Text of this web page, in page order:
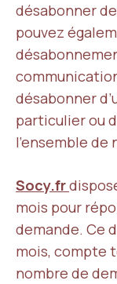
désabonner
pouvez
désabonner
particulier ou
l’ensemble
Socy.fr
mois pour
demande. Ce
mois, compte
nombre de